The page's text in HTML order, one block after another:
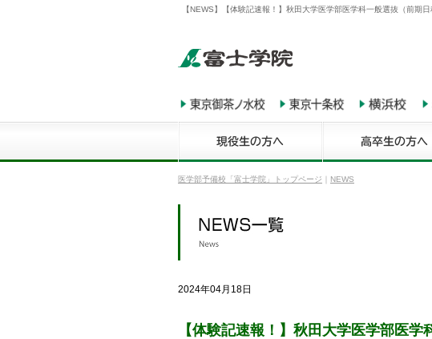
【NEWS】【体験記速報！】秋田大学医学部医学科一般選抜（前期
医学部予備校「富士学院」トップページ NEWS
2024年04月18日
【体験記速報！】秋田大学医学部医